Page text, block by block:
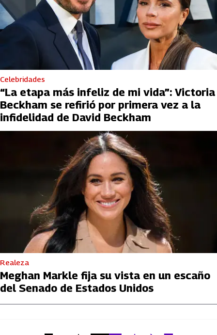
Celebridades
“La etapa más infeliz de mi vida”: Victoria
Beckham se refirió por primera vez a la
infidelidad de David Beckham
Realeza
Meghan Markle fija su vista en un escaño
del Senado de Estados Unidos